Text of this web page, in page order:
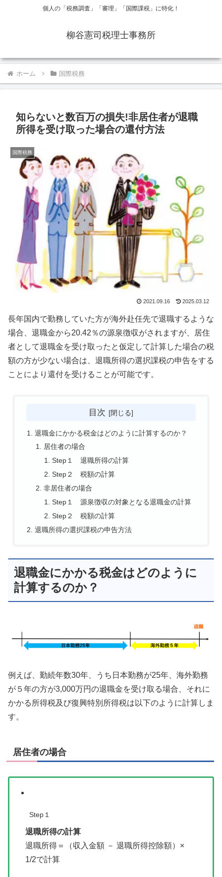
個人の「税務調査」「審理」「国際課税」に特化！
柳谷憲司税理士事務所
ホーム 国際税務
知らないと数百万の損失!非居住者が退職
所得を受け取った場合の還付方法
国際税務
2021.09.16 2025.03.12
長年国内で勤務していた方が海外赴任先で退職するような
場合、退職金から20.42％の源泉徴収がされますが、居住
者として退職金を受け取ったと仮定して計算した場合の税
額の方が少ない場合は、退職所得の選択課税の申告をする
ことにより還付を受けることが可能です。
目次
退職金にかかる税金はどのように計算するのか？
居住者の場合
Step１ 退職所得の計算
Step２ 税額の計算
非居住者の場合
Step１ 源泉徴収の対象となる退職金の計算
Step２ 税額の計算
退職所得の選択課税の申告方法
退職金にかかる税金はどのように
計算するのか？
例えば、勤続年数30年、うち日本勤務が25年、海外勤務
が５年の方が3,000万円の退職金を受け取る場合、それに
かかる所得税及び復興特別所得税は以下のように計算しま
す。
居住者の場合
Step１
退職所得の計算
退職所得＝（収入金額 － 退職所得控除額）×
1/2で計算